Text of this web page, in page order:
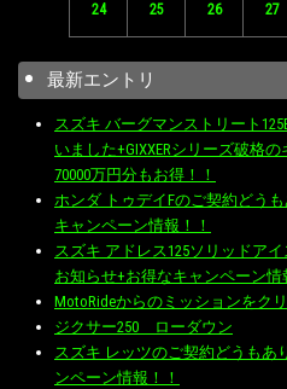
24 25 26 27
最新エントリ
スズキ バーグマンストリート
いました+GIXXERシリーズ破格
70000万円分もお得！！
ホンダ トゥデイFのご契約どう
キャンペーン情報！！
スズキ アドレス125ソリッドア
お知らせ+お得なキャンペーン情
MotoRideからのミッションをク
ジクサー250 ローダウン
スズキ レッツのご契約どうもあ
ンペーン情報！！